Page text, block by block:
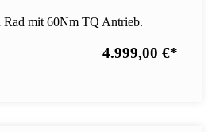
Rad mit 60Nm TQ Antrieb.
4.999,00 €*